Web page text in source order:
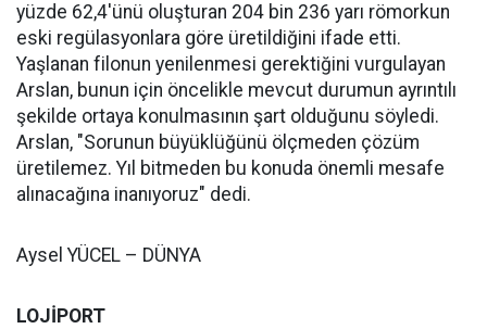
yüzde 62,4'ünü oluşturan 204 bin 236 yarı römorkun
eski regülasyonlara göre üretildiğini ifade etti.
Yaşlanan filonun yenilenmesi gerektiğini vurgulayan
Arslan, bunun için öncelikle mevcut durumun ayrıntılı
şekilde ortaya konulmasının şart olduğunu söyledi.
Arslan, "Sorunun büyüklüğünü ölçmeden çözüm
üretilemez. Yıl bitmeden bu konuda önemli mesafe
alınacağına inanıyoruz" dedi.
Aysel YÜCEL – DÜNYA
LOJİPORT